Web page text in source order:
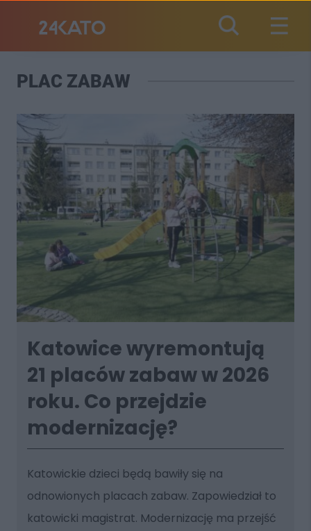
PLAC ZABAW
Katowice wyremontują
21 placów zabaw w 2026
roku. Co przejdzie
modernizację?
Katowickie dzieci będą bawiły się na
odnowionych placach zabaw. Zapowiedział to
katowicki magistrat. Modernizację ma przejść